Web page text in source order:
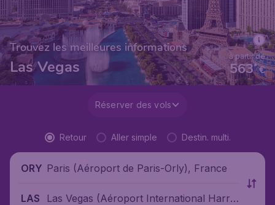
Trouvez les meilleures informations
Las Vegas €
563*
à partir de
Réserver des vols
Retour Aller simple Destin. multi.
ORY Paris (Aéroport de Paris-Orly), France
LAS
Las Vegas (Aéroport International Harry